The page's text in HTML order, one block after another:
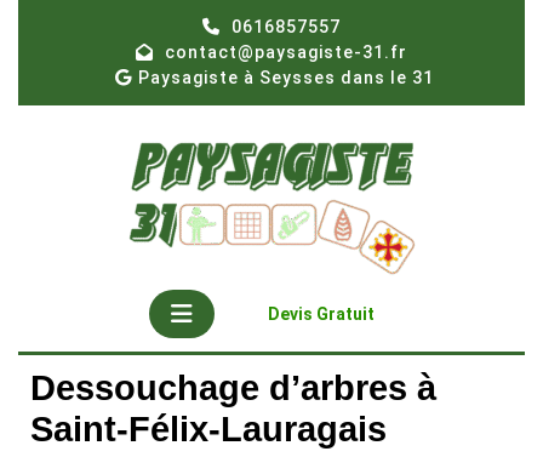
0616857557
contact@paysagiste-31.fr
Paysagiste à Seysses dans le 31
Open
Button
Devis Gratuit
Dessouchage d’arbres à
Saint-Félix-Lauragais